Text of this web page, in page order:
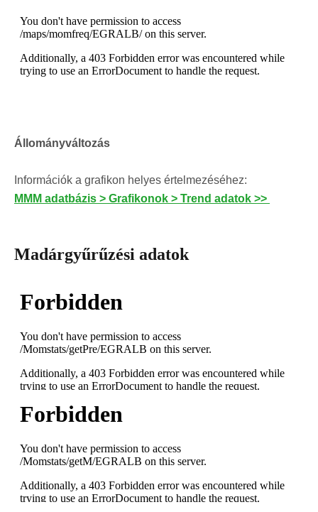
Állományváltozás
Információk a grafikon helyes értelmezéséhez:
MMM adatbázis > Grafikonok > Trend adatok >>
Madárgyűrűzési adatok